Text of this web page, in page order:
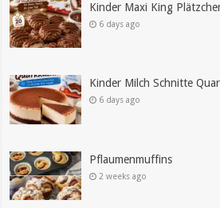
Kinder Maxi King
6 days ago
Kinder Milch Schnitte
6 days ago
Pflaumenmuffins
2 weeks ago